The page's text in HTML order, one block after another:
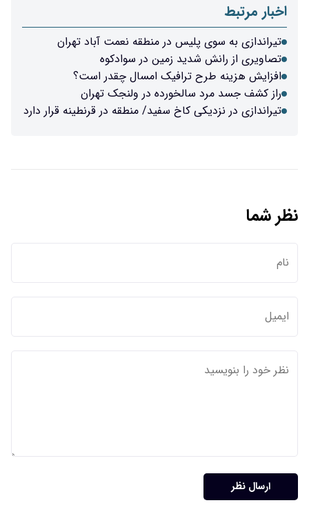
اخبار مرتبط
تیراندازی به سوی پلیس در منطقه نعمت‌ آباد تهران
تصاویری از رانش شدید زمین در سوادکوه
افزایش هزینه طرح ترافیک امسال چقدر است؟
راز کشف جسد مرد سالخورده در ولنجک تهران
تیراندازی در نزدیکی کاخ سفید/ منطقه در قرنطینه قرار دارد
نظر شما
ارسال نظر